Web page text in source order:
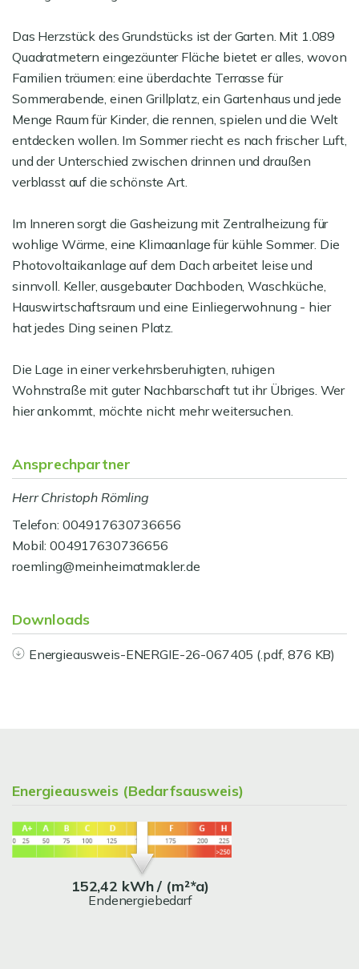
Das Herzstück des Grundstücks ist der Garten. Mit 1.089
Quadratmetern eingezäunter Fläche bietet er alles, wovon
Familien träumen: eine überdachte Terrasse für
Sommerabende, einen Grillplatz, ein Gartenhaus und jede
Menge Raum für Kinder, die rennen, spielen und die Welt
entdecken wollen. Im Sommer riecht es nach frischer Luft,
und der Unterschied zwischen drinnen und draußen
verblasst auf die schönste Art.
Im Inneren sorgt die Gasheizung mit Zentralheizung für
wohlige Wärme, eine Klimaanlage für kühle Sommer. Die
Photovoltaikanlage auf dem Dach arbeitet leise und
sinnvoll. Keller, ausgebauter Dachboden, Waschküche,
Hauswirtschaftsraum und eine Einliegerwohnung - hier
hat jedes Ding seinen Platz.
Die Lage in einer verkehrsberuhigten, ruhigen
Wohnstraße mit guter Nachbarschaft tut ihr Übriges. Wer
hier ankommt, möchte nicht mehr weitersuchen.
Ansprechpartner
Herr Christoph Römling
Telefon: 004917630736656
Mobil: 004917630736656
roemling@meinheimatmakler.de
Downloads
Energieausweis-ENERGIE-26-067405 (.pdf, 876 KB)
Energieausweis (Bedarfsausweis)
152,42 kWh / (m²*a)
Endenergiebedarf